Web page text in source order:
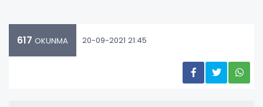
617 OKUNMA 20-09-2021 21:45